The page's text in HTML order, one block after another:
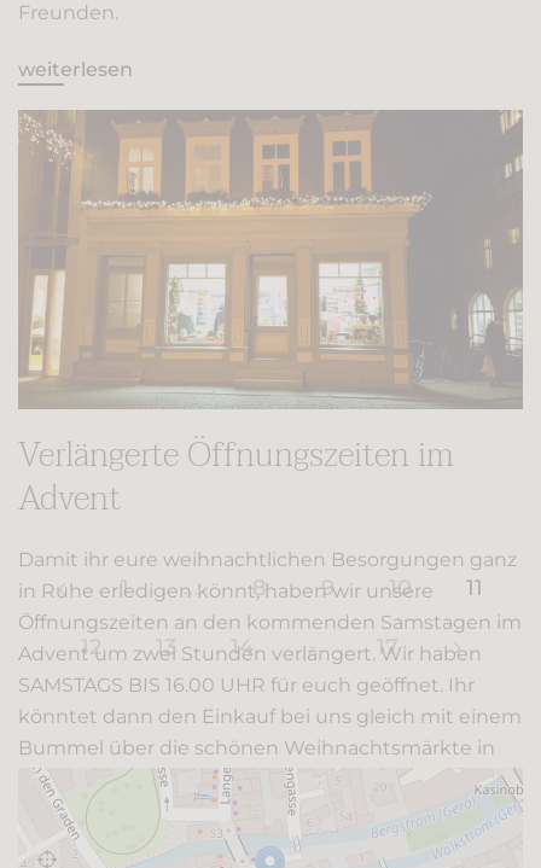
Freunden.
weiterlesen
Verlängerte Öffnungszeiten im
Advent
Damit ihr eure weihnachtlichen Besorgungen ganz
in Ruhe erledigen könnt, haben wir unsere
Öffnungszeiten an den kommenden Samstagen im
Advent um zwei Stunden verlängert. Wir haben
SAMSTAGS BIS 16.00 UHR für euch geöffnet. Ihr
könntet dann den Einkauf bei uns gleich mit einem
Bummel über die schönen Weihnachtsmärkte in
der Erfurter Innenstadt verbi…
weiterlesen
1 … 8 9 10 11
12 13 14 … 17